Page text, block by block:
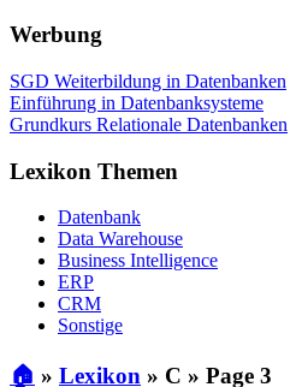
Werbung
SGD Weiterbildung in Datenbanken
Einführung in Datenbanksysteme
Grundkurs Relationale Datenbanken
Lexikon Themen
Datenbank
Data Warehouse
Business Intelligence
ERP
CRM
Sonstige
🏠 » Lexikon » C » Page 3